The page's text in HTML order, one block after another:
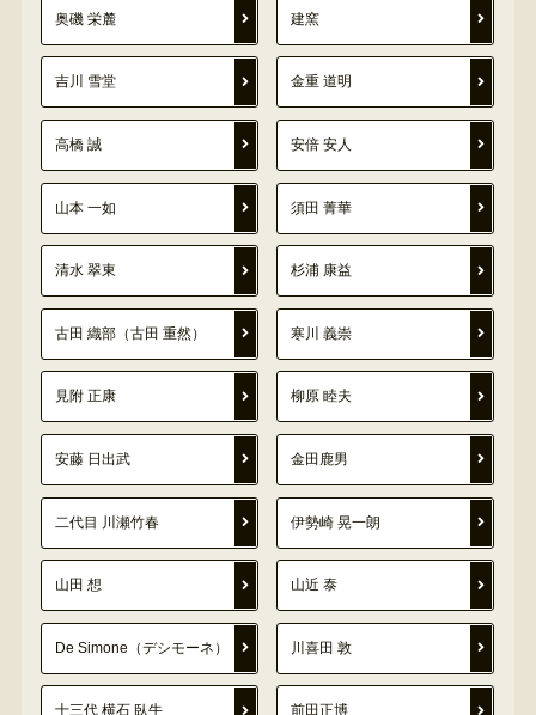
奥磯 栄麓 建窯
吉川 雪堂 金重 道明
高橋 誠 安倍 安人
山本 一如 須田 菁華
清水 翠東 杉浦 康益
古田 織部（古田 重然） 寒川 義崇
見附 正康 柳原 睦夫
安藤 日出武 金田鹿男
二代目 川瀬竹春 伊勢崎 晃一朗
山田 想 山近 泰
De Simone（デシモーネ） 川喜田 敦
十三代 横石 臥牛 前田正博